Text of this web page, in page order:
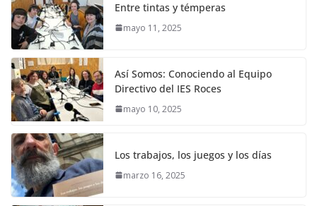
Entre tintas y témperas
mayo 11, 2025
Así Somos: Conociendo al Equipo
Directivo del IES Roces
mayo 10, 2025
Los trabajos, los juegos y los días
marzo 16, 2025